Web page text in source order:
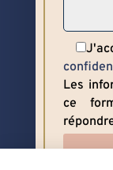
Les
ce